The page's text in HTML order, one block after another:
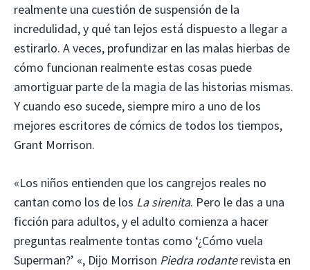
realmente una cuestión de suspensión de la
incredulidad, y qué tan lejos está dispuesto a llegar a
estirarlo. A veces, profundizar en las malas hierbas de
cómo funcionan realmente estas cosas puede
amortiguar parte de la magia de las historias mismas.
Y cuando eso sucede, siempre miro a uno de los
mejores escritores de cómics de todos los tiempos,
Grant Morrison.
«Los niños entienden que los cangrejos reales no
cantan como los de los La sirenita. Pero le das a una
ficción para adultos, y el adulto comienza a hacer
preguntas realmente tontas como ‘¿Cómo vuela
Superman?’ «, Dijo Morrison Piedra rodante revista en